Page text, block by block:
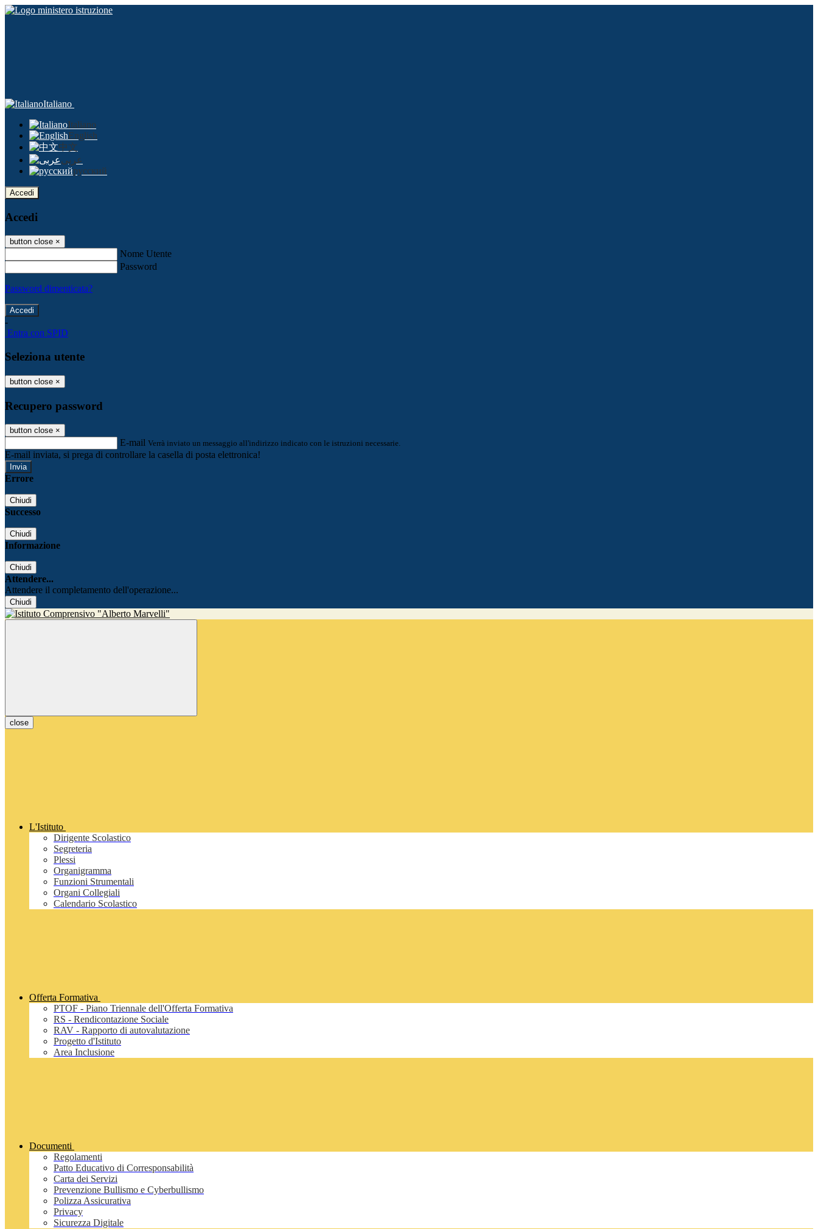
Italiano
Italiano
English
中文
عربى
русский
Accedi
Accedi
button close ×
Nome Utente
Password
Password dimenticata?
-
Entra con SPID
Seleziona utente
button close ×
Recupero password
button close ×
E-mail Verrà inviato un messaggio all'indirizzo indicato con le istruzioni necessarie.
E-mail inviata, si prega di controllare la casella di posta elettronica!
Errore
Chiudi
Successo
Chiudi
Informazione
Chiudi
Attendere...
Attendere il completamento dell'operazione...
Chiudi
close
L'Istituto
Dirigente Scolastico
Segreteria
Plessi
Organigramma
Funzioni Strumentali
Organi Collegiali
Calendario Scolastico
Offerta Formativa
PTOF - Piano Triennale dell'Offerta Formativa
RS - Rendicontazione Sociale
RAV - Rapporto di autovalutazione
Progetto d'Istituto
Area Inclusione
Documenti
Regolamenti
Patto Educativo di Corresponsabilità
Carta dei Servizi
Prevenzione Bullismo e Cyberbullismo
Polizza Assicurativa
Privacy
Sicurezza Digitale